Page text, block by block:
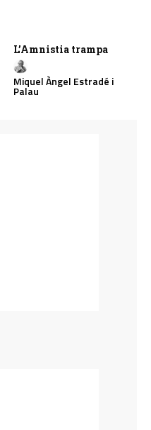
L’Amnistia trampa
Miquel Àngel Estradé i
Palau